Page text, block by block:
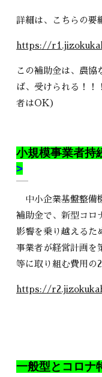
詳細は、こちらの要
https://
この補助金は、農協
ば、受けられる！！
者はOK）
小規模事業者持
>
中小企業基盤整備
補助金で、新型コロ
影響を乗り越えるた
事業者が経営計画を
等に取り組む費用の
https://
一般型とコロナ